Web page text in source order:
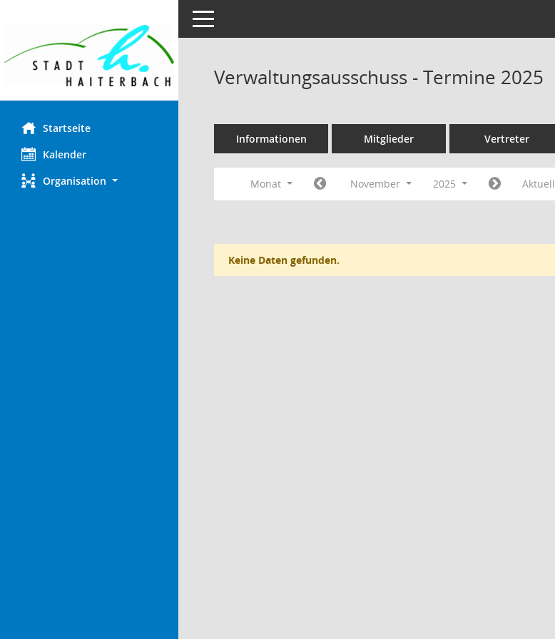
Startseite
Kalender
Organisation
Toggle navigation
Verwaltungsausschuss - Termine 2025
Informationen Mitglieder Vertreter
Monat November 2025 Aktuell
Keine Daten gefunden.